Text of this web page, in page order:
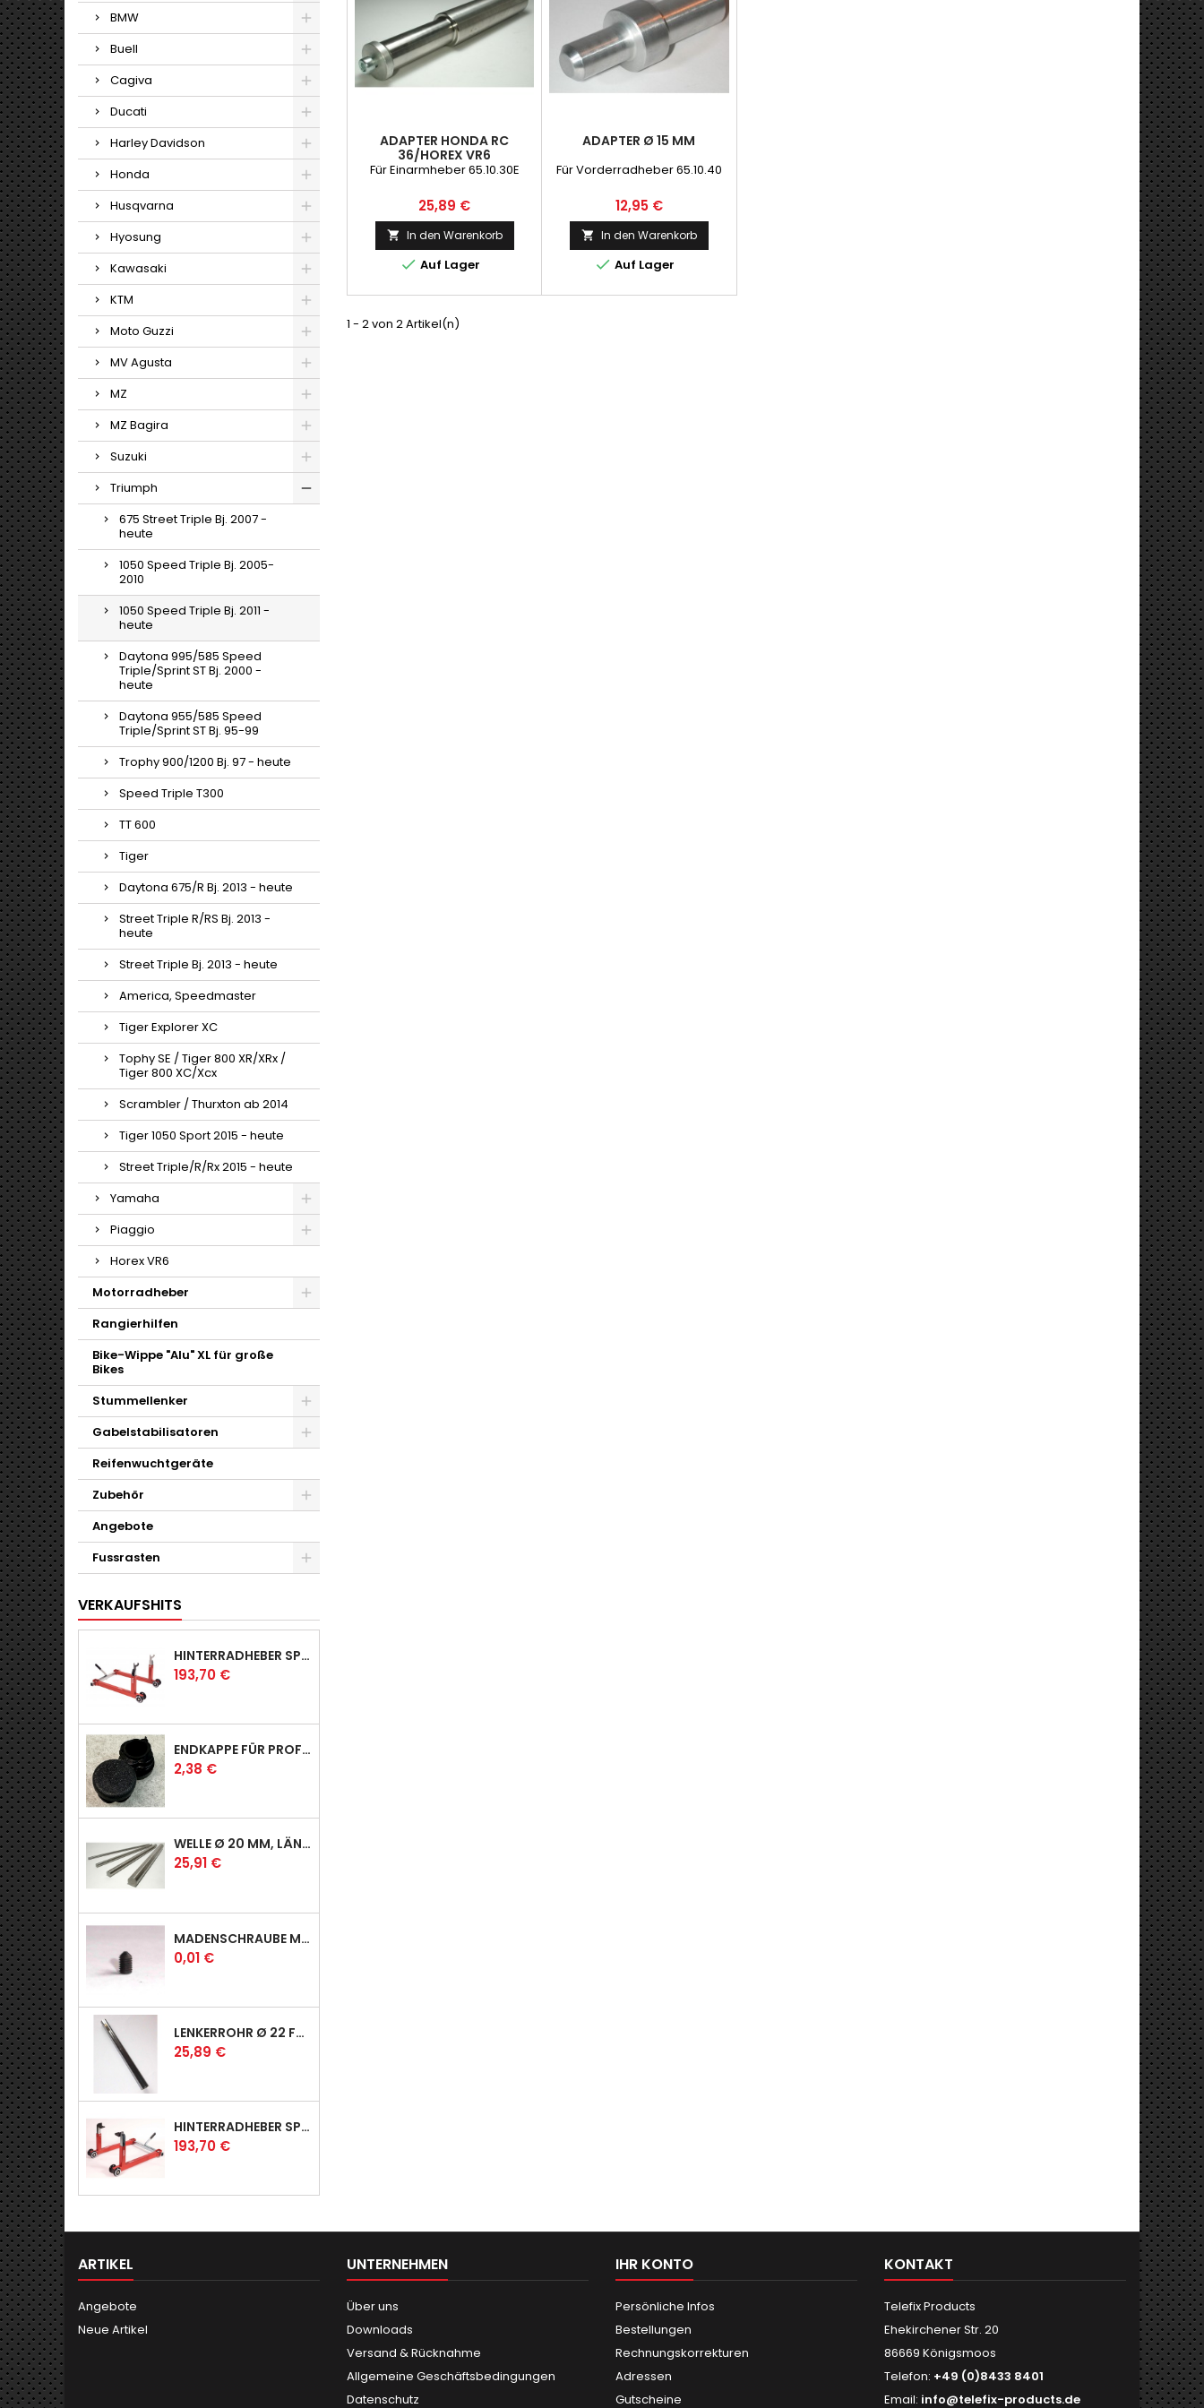
BMW
Buell
Cagiva
Ducati
Harley Davidson
Honda
Husqvarna
Hyosung
Kawasaki
KTM
Moto Guzzi
MV Agusta
MZ
MZ Bagira
Suzuki
Triumph
675 Street Triple Bj. 2007 -
heute
1050 Speed Triple Bj. 2005-
2010
1050 Speed Triple Bj. 2011 -
heute
Daytona 995/585 Speed
Triple/Sprint ST Bj. 2000 -
heute
Daytona 955/585 Speed
Triple/Sprint ST Bj. 95-99
Trophy 900/1200 Bj. 97 - heute
Speed Triple T300
TT 600
Tiger
Daytona 675/R Bj. 2013 - heute
Street Triple R/RS Bj. 2013 -
heute
Street Triple Bj. 2013 - heute
America, Speedmaster
Tiger Explorer XC
Tophy SE / Tiger 800 XR/XRx /
Tiger 800 XC/Xcx
Scrambler / Thurxton ab 2014
Tiger 1050 Sport 2015 - heute
Street Triple/R/Rx 2015 - heute
Yamaha
Piaggio
Horex VR6
Motorradheber
Rangierhilfen
Bike-Wippe "Alu" XL für große
Bikes
Stummellenker
Gabelstabilisatoren
Reifenwuchtgeräte
Zubehör
Angebote
Fussrasten
VERKAUFSHITS
HINTERRADHEBER SPORT MIT KLAUEN-AUFNAHMEN
Preis
193,70 €
ENDKAPPE FÜR PROFI & RACER
Preis
2,38 €
WELLE Ø 20 MM, LÄNGE 390 MM
Preis
25,91 €
MADENSCHRAUBE MIT SPITZE
Preis
0,01 €
LENKERROHR Ø 22 FÜR PROFI & RACER
Preis
25,89 €
HINTERRADHEBER SPORT MIT UNIVERSAL-AUFNAHMEN
Preis
193,70 €
ADAPTER HONDA RC
36/HOREX VR6
Für Einarmheber 65.10.30E
Preis
25,89 €
 In den Warenkorb
 Auf Lager
ADAPTER Ø 15 MM
Für Vorderradheber 65.10.40
Preis
12,95 €
 In den Warenkorb
 Auf Lager
1 - 2 von 2 Artikel(n)
ARTIKEL
Angebote
Neue Artikel
UNTERNEHMEN
Über uns
Downloads
Versand & Rücknahme
Allgemeine Geschäftsbedingungen
Datenschutz
IHR KONTO
Persönliche Infos
Bestellungen
Rechnungskorrekturen
Adressen
Gutscheine
KONTAKT
Telefix Products
Ehekirchener Str. 20
86669 Königsmoos
Telefon: +49 (0)8433 8401
Email: info@telefix-products.de